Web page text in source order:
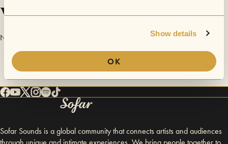
Show details
OK
Videos
No videos are available yet for Ilenia Bianchi.
Sofar Sounds is a global community that connects artists and audiences